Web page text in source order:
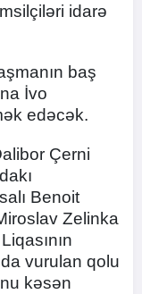
idarə
baş
İvo
edəcək.
Çerni
Benoit
Zelinka
vurulan qolu
kəsən